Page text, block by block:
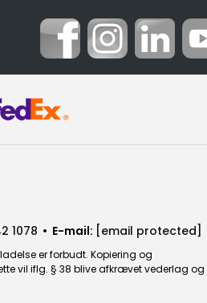
1078 • E-mail: [email protected]
er forbudt. Kopiering og
vil iflg. § 38 blive afkrævet vederlag og